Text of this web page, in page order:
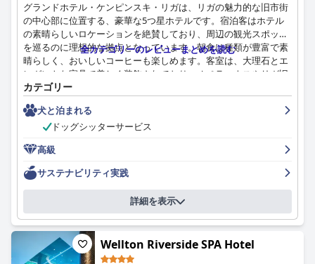
グランドホテル・ケンピンスキ・リガは、リガの魅力的な旧市街
の中心部に位置する、豪華な5つ星ホテルです。宿泊客はホテル
の素晴らしいロケーションを絶賛しており、周辺の観光スポット
を巡るのに理想的な拠点となっています。朝食は種類が豊富で素
晴らしく、おいしいコーヒーも楽しめます。客室は、大理石とエ
レガントな家具で美しく装飾されており、オペラハウスやリガ旧
市街の素晴らしい景色を眺めることができます。客室は、驚くほ
ど、並外れて、完璧だと表現されており、非常に快適なベッドと
静かで落ち着いた雰囲気が特徴です。ホテル全体で高い水準の清
潔さが保たれており、快適で楽しい滞在ができます。スタッフは
し分のないサービスを提供しています。ホテルには素晴らしいス
パがあり、宿泊客は強くお勧めしています。ベッドは今まで経験
した中で最も快適なものの1つです。全体として、グランドホテ
ル・ケンピンスキ・リガは、リガで贅沢な宿泊施設をお探しの方
にとって必見の場所であり、伝統的で壮大な雰囲気とモダンなア
メニティが融合し、格別な滞在を提供します。
全カテゴリーのレビューまとめを読む
カテゴリー
犬と泊まれる
ドッグシッターサービス
高級
サステナビリティ実践
詳細を表示
Wellton Riverside SPA Hotel